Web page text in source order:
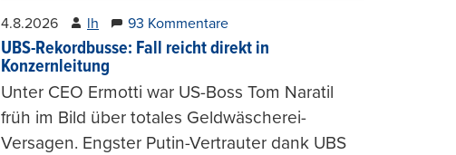
4.8.2026 lh 93 Kommentare
UBS-Rekordbusse: Fall reicht direkt in
Konzernleitung
Unter CEO Ermotti war US-Boss Tom Naratil
früh im Bild über totales Geldwäscherei-
Versagen. Engster Putin-Vertrauter dank UBS